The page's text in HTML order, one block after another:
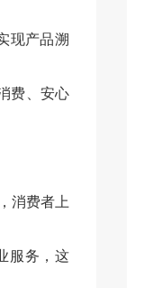
现产品溯
费、安心
消费者上
服务，这